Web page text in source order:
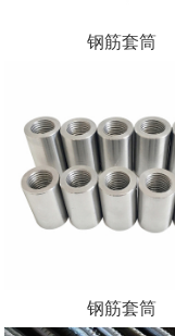
钢筋套筒
钢筋套筒